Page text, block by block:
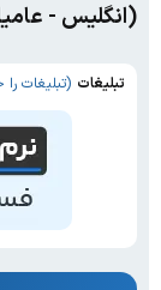
(انگلیس -
تبلیغات (تبلیغات